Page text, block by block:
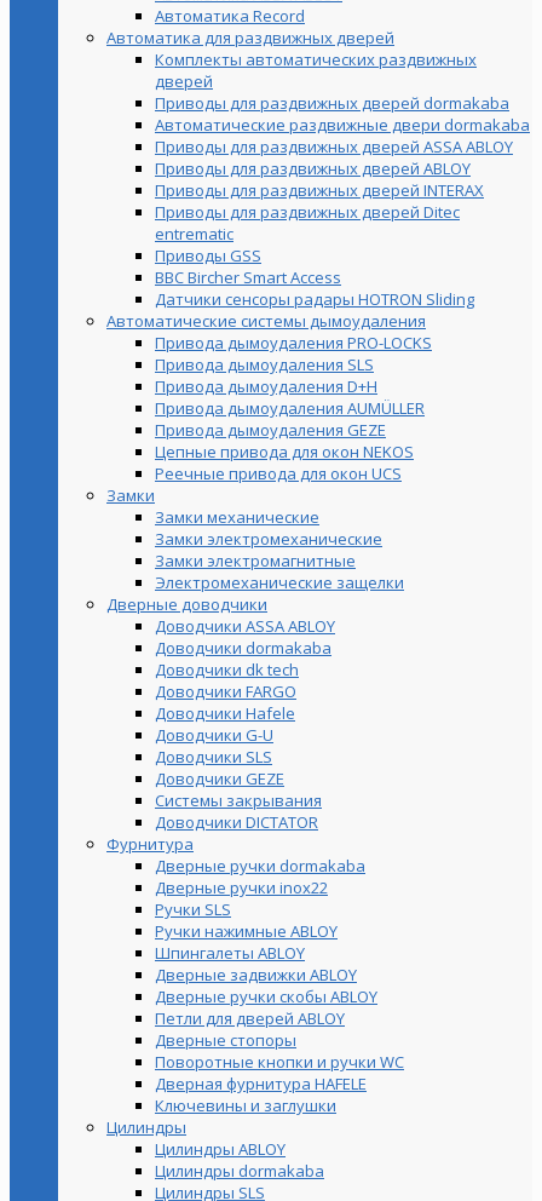
Автоматика Record
Автоматика для раздвижных дверей
Комплекты автоматических раздвижных
дверей
Приводы для раздвижных дверей dormakaba
Автоматические раздвижные двери dormakaba
Приводы для раздвижных дверей ASSA ABLOY
Приводы для раздвижных дверей ABLOY
Приводы для раздвижных дверей INTERAX
Приводы для раздвижных дверей Ditec
entrematic
Приводы GSS
BBC Bircher Smart Access
Датчики сенсоры радары HOTRON Sliding
Автоматические системы дымоудаления
Привода дымоудаления PRO-LOCKS
Привода дымоудаления SLS
Привода дымоудаления D+H
Привода дымоудаления AUMÜLLER
Привода дымоудаления GEZE
Цепные привода для окон NEKOS
Реечные привода для окон UСS
Замки
Замки механические
Замки электромеханические
Замки электромагнитные
Электромеханические защелки
Дверные доводчики
Доводчики ASSA ABLOY
Доводчики dormakaba
Доводчики dk tech
Доводчики FARGO
Доводчики Hafele
Доводчики G-U
Доводчики SLS
Доводчики GEZE
Cистемы закрывания
Доводчики DICTATOR
Фурнитура
Дверные ручки dormakaba
Дверные ручки inox22
Ручки SLS
Ручки нажимные ABLOY
Шпингалеты ABLOY
Дверные задвижки ABLOY
Дверные ручки скобы ABLOY
Петли для дверей ABLOY
Дверные стопоры
Поворотные кнопки и ручки WC
Дверная фурнитура HAFELE
Ключевины и заглушки
Цилиндры
Цилиндры ABLOY
Цилиндры dormakaba
Цилиндры SLS